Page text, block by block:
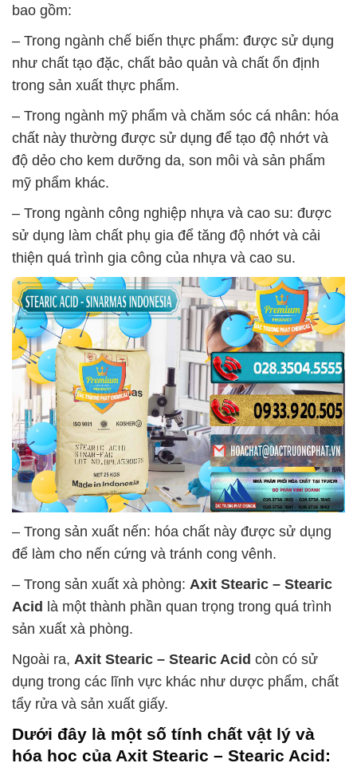
bao gồm:
– Trong ngành chế biến thực phẩm: được sử dụng
như chất tạo đặc, chất bảo quản và chất ổn định
trong sản xuất thực phẩm.
– Trong ngành mỹ phẩm và chăm sóc cá nhân: hóa
chất này thường được sử dụng để tạo độ nhớt và
độ dẻo cho kem dưỡng da, son môi và sản phẩm
mỹ phẩm khác.
– Trong ngành công nghiệp nhựa và cao su: được
sử dụng làm chất phụ gia để tăng độ nhớt và cải
thiện quá trình gia công của nhựa và cao su.
– Trong sản xuất nến: hóa chất này được sử dụng
để làm cho nến cứng và tránh cong vênh.
– Trong sản xuất xà phòng: Axit Stearic – Stearic
Acid là một thành phần quan trọng trong quá trình
sản xuất xà phòng.
Ngoài ra, Axit Stearic – Stearic Acid còn có sử
dụng trong các lĩnh vực khác như dược phẩm, chất
tẩy rửa và sản xuất giấy.
Dưới đây là một số tính chất vật lý và
hóa học của Axit Stearic – Stearic Acid: